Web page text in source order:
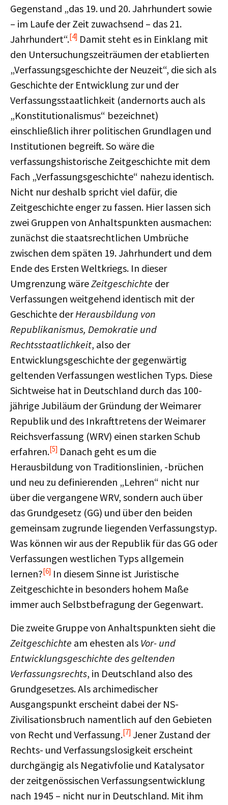
Gegenstand „das 19. und 20. Jahrhundert sowie
– im Laufe der Zeit zuwachsend – das 21.
Jahrhundert“.[4] Damit steht es in Einklang mit
den Untersuchungszeiträumen der etablierten
„Verfassungsgeschichte der Neuzeit“, die sich als
Geschichte der Entwicklung zur und der
Verfassungsstaatlichkeit (andernorts auch als
„Konstitutionalismus“ bezeichnet)
einschließlich ihrer politischen Grundlagen und
Institutionen begreift. So wäre die
verfassungshistorische Zeitgeschichte mit dem
Fach „Verfassungsgeschichte“ nahezu identisch.
Nicht nur deshalb spricht viel dafür, die
Zeitgeschichte enger zu fassen. Hier lassen sich
zwei Gruppen von Anhaltspunkten ausmachen:
zunächst die staatsrechtlichen Umbrüche
zwischen dem späten 19. Jahrhundert und dem
Ende des Ersten Weltkriegs. In dieser
Umgrenzung wäreZeitgeschichte der
Verfassungen weitgehend identisch mit der
Geschichte derHerausbildung von
Republikanismus, Demokratie und
Rechtsstaatlichkeit, also der
Entwicklungsgeschichte der gegenwärtig
geltenden Verfassungen westlichen Typs. Diese
Sichtweise hat in Deutschland durch das 100-
jährige Jubiläum der Gründung der Weimarer
Republik und des Inkrafttretens der Weimarer
Reichsverfassung (WRV) einen starken Schub
erfahren.[5] Danach geht es um die
Herausbildung von Traditionslinien, -brüchen
und neu zu definierenden „Lehren“ nicht nur
über die vergangene WRV, sondern auch über
das Grundgesetz (GG) und über den beiden
gemeinsam zugrunde liegenden Verfassungstyp.
Was können wir aus der Republik für das GG oder
Verfassungen westlichen Typs allgemein
lernen?[6] In diesem Sinne ist Juristische
Zeitgeschichte in besonders hohem Maße
immer auch Selbstbefragung der Gegenwart.
Die zweite Gruppe von Anhaltspunkten sieht die
Zeitgeschichte am ehesten als Vor- und
Entwicklungsgeschichte des geltenden
Verfassungsrechts, in Deutschland also des
Grundgesetzes. Als archimedischer
Ausgangspunkt erscheint dabei der NS-
Zivilisationsbruch namentlich auf den Gebieten
von Recht und Verfassung.[7] Jener Zustand der
Rechts- und Verfassungslosigkeit erscheint
durchgängig als Negativfolie und Katalysator
der zeitgenössischen Verfassungsentwicklung
nach 1945 – nicht nur in Deutschland. Mit ihm